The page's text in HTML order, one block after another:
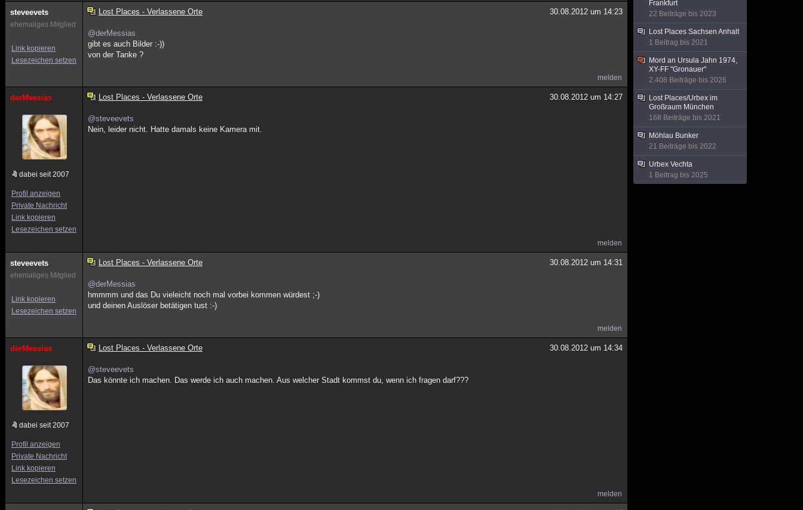
steveevets
ehemaliges Mitglied
Link kopieren
Lesezeichen setzen
Lost Places - Verlassene Orte 30.08.2012 um 14:23
@derMessias
gibt es auch Bilder :-))
von der Tanke ?
melden
derMessias
dabei seit 2007
Profil anzeigen
Private Nachricht
Link kopieren
Lesezeichen setzen
Lost Places - Verlassene Orte 30.08.2012 um 14:27
@steveevets
Nein, leider nicht. Hatte damals keine Kamera mit.
melden
steveevets
ehemaliges Mitglied
Link kopieren
Lesezeichen setzen
Lost Places - Verlassene Orte 30.08.2012 um 14:31
@derMessias
hmmmm und das Du vieleicht noch mal vorbei kommen würdest ;-)
und deinen Auslöser betätigen tust :-)
melden
derMessias
dabei seit 2007
Profil anzeigen
Private Nachricht
Link kopieren
Lesezeichen setzen
Lost Places - Verlassene Orte 30.08.2012 um 14:34
@steveevets
Das könnte ich machen. Das werde ich auch machen. Aus welcher Stadt kommst du, wenn ich fragen darf???
melden
Frankfurt
22 Beiträge bis 2023
Lost Places Sachsen Anhalt
1 Beitrag bis 2021
Mord an Ursula Jahn 1974,
XY-FF "Gronauer"
2.408 Beiträge bis 2026
Lost Places/Urbex im
Großraum München
168 Beiträge bis 2021
Möhlau Bunker
21 Beiträge bis 2022
Urbex Vechta
1 Beitrag bis 2025